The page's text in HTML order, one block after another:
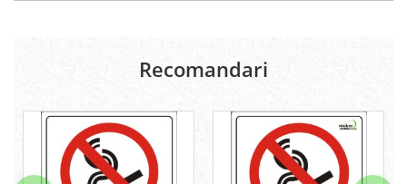
Recomandari